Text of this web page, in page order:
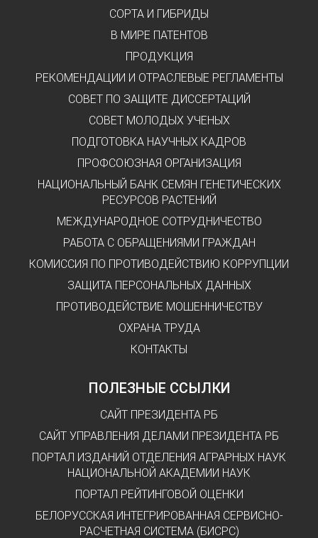
СОРТА И ГИБРИДЫ
В МИРЕ ПАТЕНТОВ
ПРОДУКЦИЯ
РЕКОМЕНДАЦИИ И ОТРАСЛЕВЫЕ РЕГЛАМЕНТЫ
СОВЕТ ПО ЗАЩИТЕ ДИССЕРТАЦИЙ
СОВЕТ МОЛОДЫХ УЧЕНЫХ
ПОДГОТОВКА НАУЧНЫХ КАДРОВ
ПРОФСОЮЗНАЯ ОРГАНИЗАЦИЯ
НАЦИОНАЛЬНЫЙ БАНК СЕМЯН ГЕНЕТИЧЕСКИХ
РЕСУРСОВ РАСТЕНИЙ
МЕЖДУНАРОДНОЕ СОТРУДНИЧЕСТВО
РАБОТА С ОБРАЩЕНИЯМИ ГРАЖДАН
КОМИССИЯ ПО ПРОТИВОДЕЙСТВИЮ КОРРУПЦИИ
ЗАЩИТА ПЕРСОНАЛЬНЫХ ДАННЫХ
ПРОТИВОДЕЙСТВИЕ МОШЕННИЧЕСТВУ
ОХРАНА ТРУДА
КОНТАКТЫ
ПОЛЕЗНЫЕ ССЫЛКИ
САЙТ ПРЕЗИДЕНТА РБ
САЙТ УПРАВЛЕНИЯ ДЕЛАМИ ПРЕЗИДЕНТА РБ
ПОРТАЛ ИЗДАНИЙ ОТДЕЛЕНИЯ АГРАРНЫХ НАУК
НАЦИОНАЛЬНОЙ АКАДЕМИИ НАУК
ПОРТАЛ РЕЙТИНГОВОЙ ОЦЕНКИ
БЕЛОРУССКАЯ ИНТЕГРИРОВАННАЯ СЕРВИСНО-
РАСЧЕТНАЯ СИСТЕМА (БИСРС)